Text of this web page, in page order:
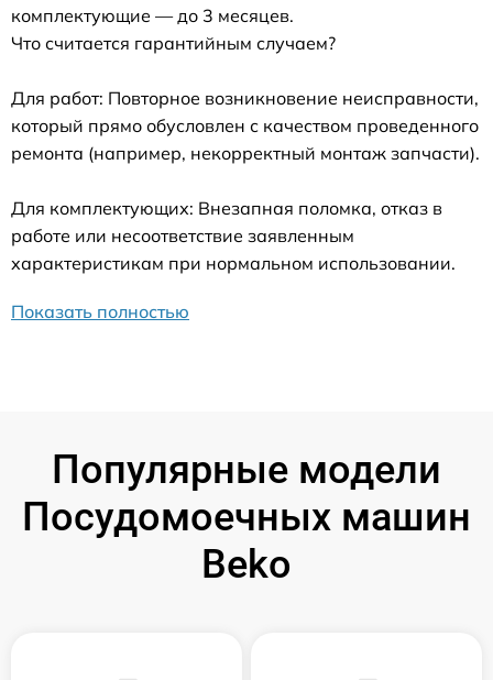
комплектующие — до 3 месяцев.
Что считается гарантийным случаем?
Для работ: Повторное возникновение неисправности,
который прямо обусловлен с качеством проведенного
ремонта (например, некорректный монтаж запчасти).
Для комплектующих: Внезапная поломка, отказ в
работе или несоответствие заявленным
характеристикам при нормальном использовании.
Показать полностью
Популярные модели
Посудомоечных машин
Beko